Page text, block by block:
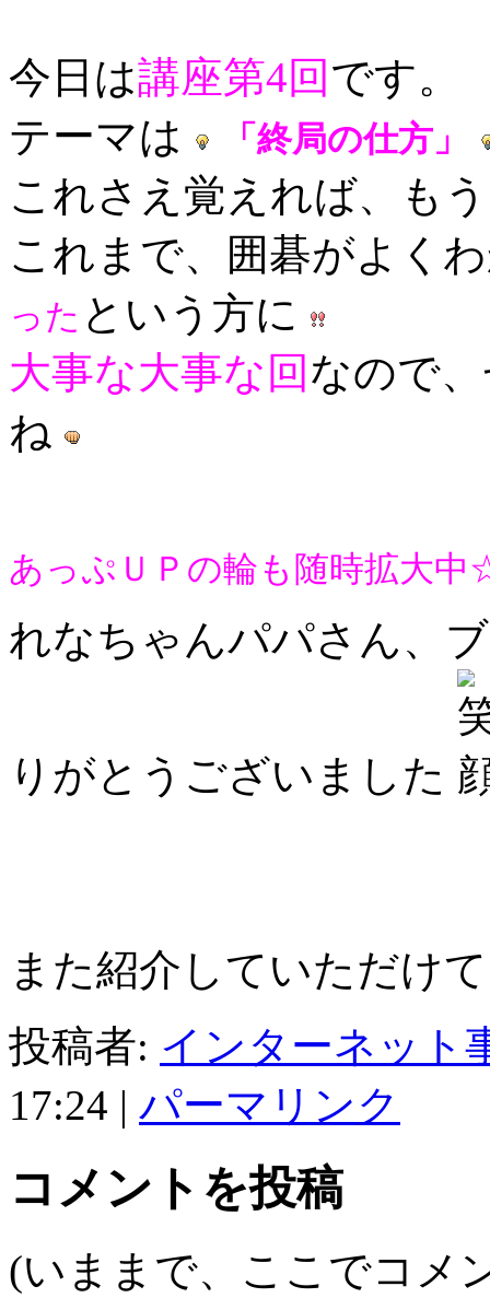
今日は講座第4回 です。
テーマは
「終局の仕方」
これさえ覚えれば、も
これまで、囲碁がよく
った という方に
大事な大事な回 なので
ね
あっぷＵＰの輪も随時拡大
れなちゃんパパさん、
りがとうございました
また紹介していただけ
投稿者: インターネット
17:24 | パーマリンク
コメントを投稿
(いままで、ここでコメ